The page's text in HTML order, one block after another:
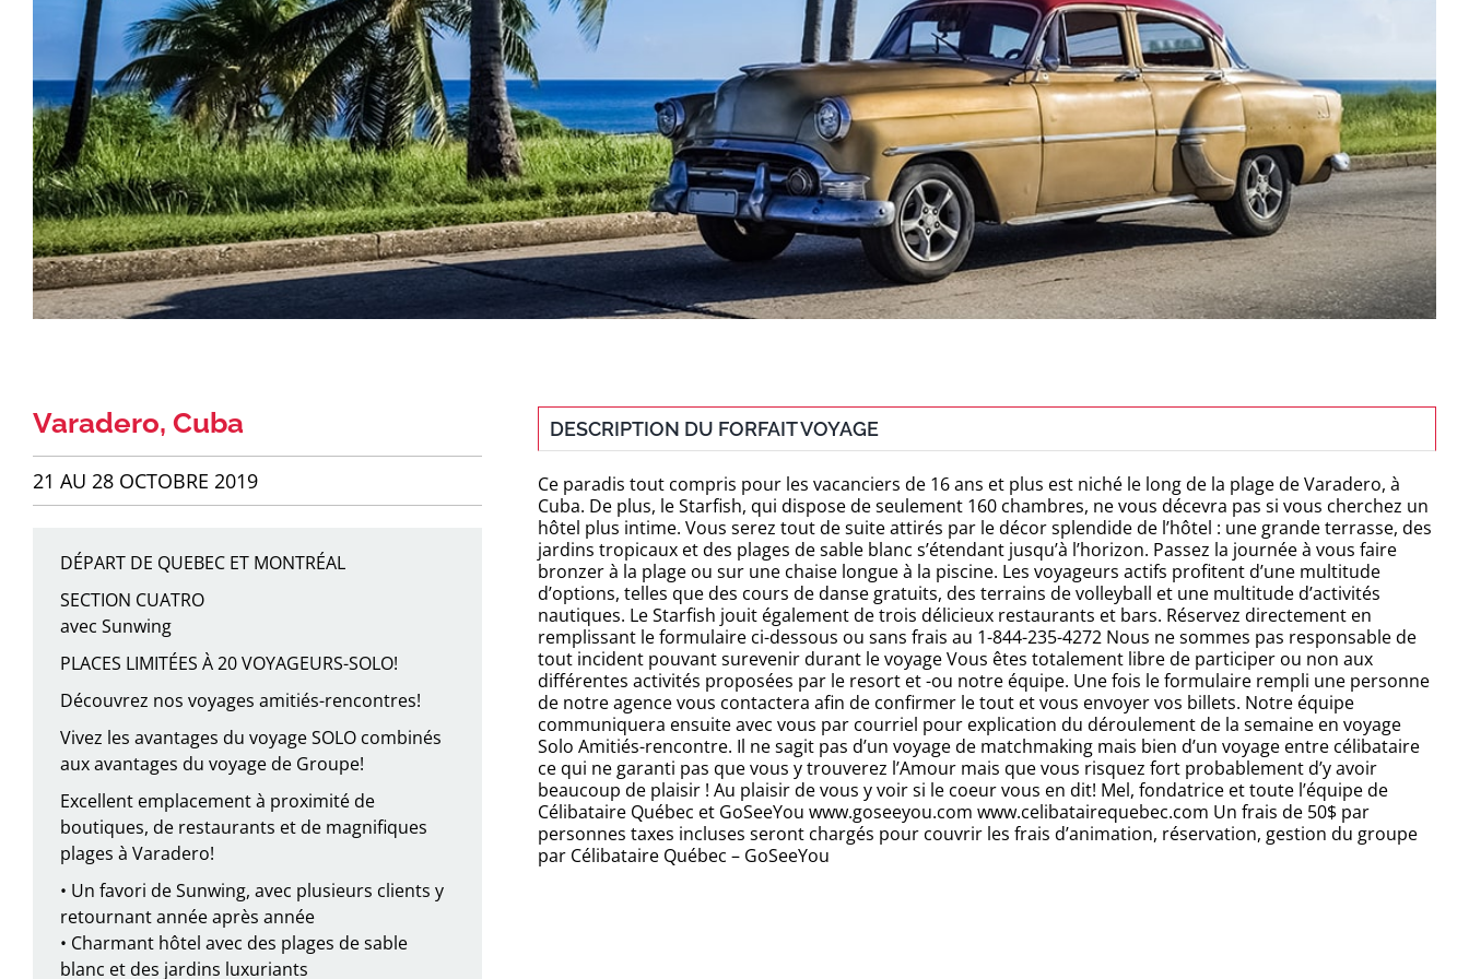
Varadero, Cuba
21 AU 28 OCTOBRE 2019
DÉPART DE QUEBEC ET MONTRÉAL
SECTION CUATRO
avec Sunwing
PLACES LIMITÉES À 20 VOYAGEURS-SOLO!
Découvrez nos voyages amitiés-rencontres!
Vivez les avantages du voyage SOLO combinés
aux avantages du voyage de Groupe!
Excellent emplacement à proximité de
boutiques, de restaurants et de magnifiques
plages à Varadero!
• Un favori de Sunwing, avec plusieurs clients y
retournant année après année
• Charmant hôtel avec des plages de sable
blanc et des jardins luxuriants
DESCRIPTION DU FORFAIT VOYAGE
Ce paradis tout compris pour les vacanciers de 16 ans et plus est niché le long de la plage de Varadero, à
Cuba. De plus, le Starfish, qui dispose de seulement 160 chambres, ne vous décevra pas si vous cherchez un
hôtel plus intime. Vous serez tout de suite attirés par le décor splendide de l’hôtel : une grande terrasse, des
jardins tropicaux et des plages de sable blanc s’étendant jusqu’à l’horizon. Passez la journée à vous faire
bronzer à la plage ou sur une chaise longue à la piscine. Les voyageurs actifs profitent d’une multitude
d’options, telles que des cours de danse gratuits, des terrains de volleyball et une multitude d’activités
nautiques. Le Starfish jouit également de trois délicieux restaurants et bars. Réservez directement en
remplissant le formulaire ci-dessous ou sans frais au 1-844-235-4272 Nous ne sommes pas responsable de
tout incident pouvant surevenir durant le voyage Vous êtes totalement libre de participer ou non aux
différentes activités proposées par le resort et -ou notre équipe. Une fois le formulaire rempli une personne
de notre agence vous contactera afin de confirmer le tout et vous envoyer vos billets. Notre équipe
communiquera ensuite avec vous par courriel pour explication du déroulement de la semaine en voyage
Solo Amitiés-rencontre. Il ne sagit pas d’un voyage de matchmaking mais bien d’un voyage entre célibataire
ce qui ne garanti pas que vous y trouverez l’Amour mais que vous risquez fort probablement d’y avoir
beaucoup de plaisir ! Au plaisir de vous y voir si le coeur vous en dit! Mel, fondatrice et toute l’équipe de
Célibataire Québec et GoSeeYou www.goseeyou.com www.celibatairequebec.com Un frais de 50$ par
personnes taxes incluses seront chargés pour couvrir les frais d’animation, réservation, gestion du groupe
par Célibataire Québec – GoSeeYou